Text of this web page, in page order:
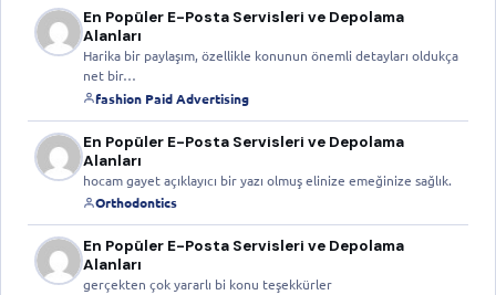
En Popüler E-Posta Servisleri ve Depolama
Alanları
Harika bir paylaşım, özellikle konunun önemli detayları oldukça
net bir…
fashion Paid Advertising
En Popüler E-Posta Servisleri ve Depolama
Alanları
hocam gayet açıklayıcı bir yazı olmuş elinize emeğinize sağlık.
Orthodontics
En Popüler E-Posta Servisleri ve Depolama
Alanları
gerçekten çok yararlı bi konu teşekkürler